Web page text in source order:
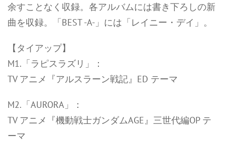
余すことなく収録。各アルバムには書き下ろしの新
曲を収録。「BEST -A-」には「レイニー・デイ」。
【タイアップ】
M1.「ラピスラズリ」：
TV アニメ『アルスラーン戦記』ED テーマ
M2.「AURORA」：
TV アニメ『機動戦士ガンダムAGE』三世代編OP テ
ーマ